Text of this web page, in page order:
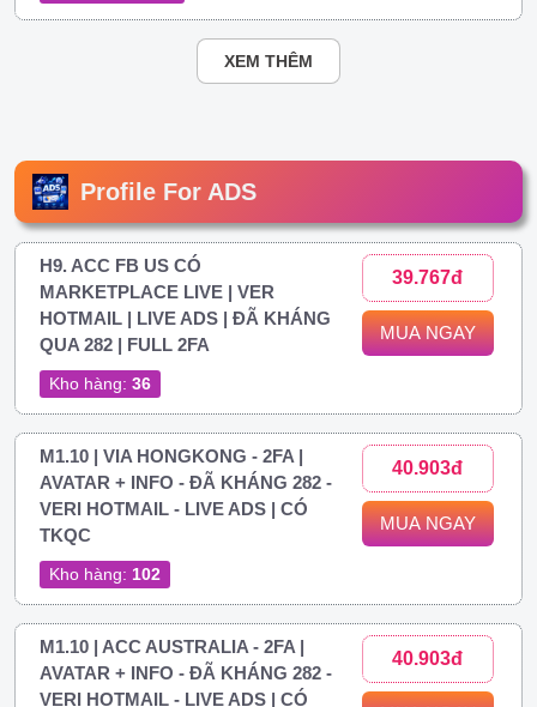
XEM THÊM
Profile For ADS
H9. ACC FB US CÓ
MARKETPLACE LIVE | VER
HOTMAIL | LIVE ADS | ĐÃ KHÁNG
QUA 282 | FULL 2FA
Kho hàng: 36
39.767đ
MUA NGAY
M1.10 | VIA HONGKONG - 2FA |
AVATAR + INFO - ĐÃ KHÁNG 282 -
VERI HOTMAIL - LIVE ADS | CÓ
TKQC
Kho hàng: 102
40.903đ
MUA NGAY
M1.10 | ACC AUSTRALIA - 2FA |
AVATAR + INFO - ĐÃ KHÁNG 282 -
VERI HOTMAIL - LIVE ADS | CÓ
40.903đ